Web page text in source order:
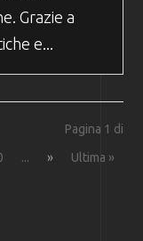
Grazie a
e...
Pagina 1 di
... » Ultima »